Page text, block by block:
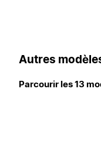
Autres
Parcourir les 13